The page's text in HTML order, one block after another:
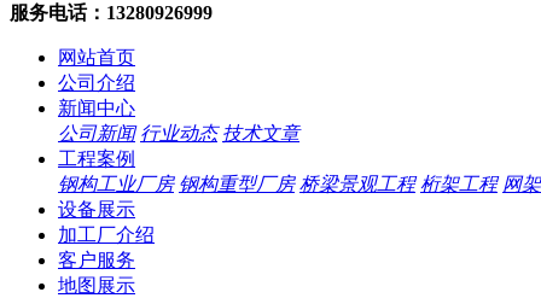
服务电话：13280926999
网站首页
公司介绍
新闻中心
公司新闻 行业动态 技术文章
工程案例
钢构工业厂房 钢构重型厂房 桥梁景观工程 桁架工程 网
设备展示
加工厂介绍
客户服务
地图展示